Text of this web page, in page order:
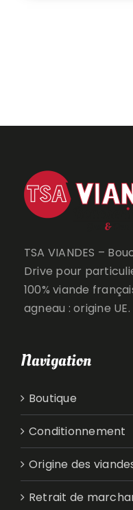
TSA VIANDES –
Drive pour
100% viande
agneau : origine UE.
Navigation
Boutique
Conditionnement
Origine des
Retrait de